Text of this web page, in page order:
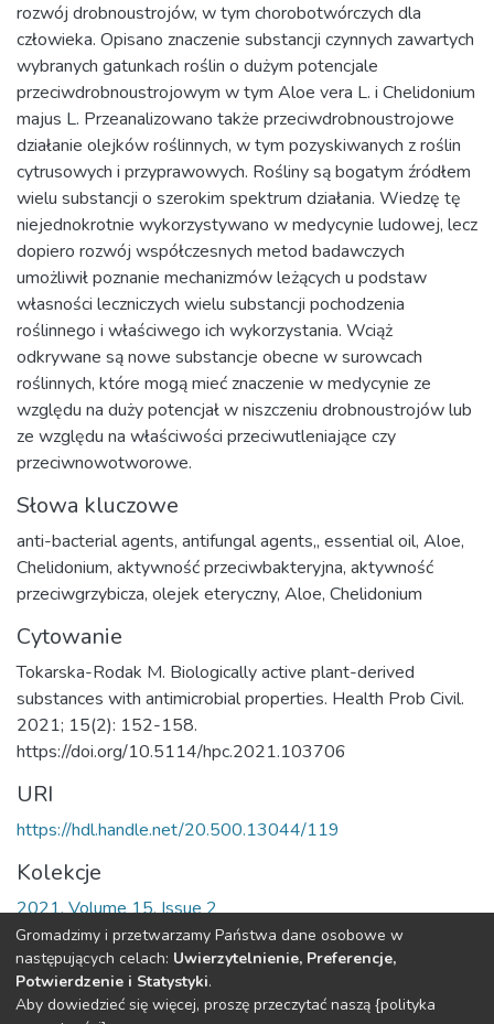
rozwój drobnoustrojów, w tym chorobotwórczych dla
człowieka. Opisano znaczenie substancji czynnych zawartych
wybranych gatunkach roślin o dużym potencjale
przeciwdrobnoustrojowym w tym Aloe vera L. i Chelidonium
majus L. Przeanalizowano także przeciwdrobnoustrojowe
działanie olejków roślinnych, w tym pozyskiwanych z roślin
cytrusowych i przyprawowych. Rośliny są bogatym źródłem
wielu substancji o szerokim spektrum działania. Wiedzę tę
niejednokrotnie wykorzystywano w medycynie ludowej, lecz
dopiero rozwój współczesnych metod badawczych
umożliwił poznanie mechanizmów leżących u podstaw
własności leczniczych wielu substancji pochodzenia
roślinnego i właściwego ich wykorzystania. Wciąż
odkrywane są nowe substancje obecne w surowcach
roślinnych, które mogą mieć znaczenie w medycynie ze
względu na duży potencjał w niszczeniu drobnoustrojów lub
ze względu na właściwości przeciwutleniające czy
przeciwnowotworowe.
Słowa kluczowe
anti-bacterial agents, antifungal agents,, essential oil, Aloe,
Chelidonium, aktywność przeciwbakteryjna, aktywność
przeciwgrzybicza, olejek eteryczny, Aloe, Chelidonium
Cytowanie
Tokarska-Rodak M. Biologically active plant-derived
substances with antimicrobial properties. Health Prob Civil.
2021; 15(2): 152-158.
https://doi.org/10.5114/hpc.2021.103706
URI
https://hdl.handle.net/20.500.13044/119
Kolekcje
2021, Volume 15, Issue 2
Cała strona rekordu
Gromadzimy i przetwarzamy Państwa dane osobowe w
następujących celach: Uwierzytelnienie, Preferencje,
Potwierdzenie i Statystyki.
Aby dowiedzieć się więcej, proszę przeczytać naszą {polityka